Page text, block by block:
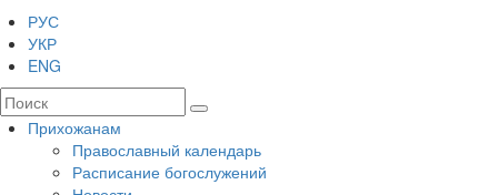
РУС
УКР
ENG
Прихожанам
Православный календарь
Расписание богослужений